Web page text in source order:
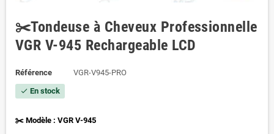
✂️Tondeuse à Cheveux Professionnelle
VGR V-945 Rechargeable LCD
Référence VGR-V945-PRO
check En stock
✂️ Modèle : VGR V-945